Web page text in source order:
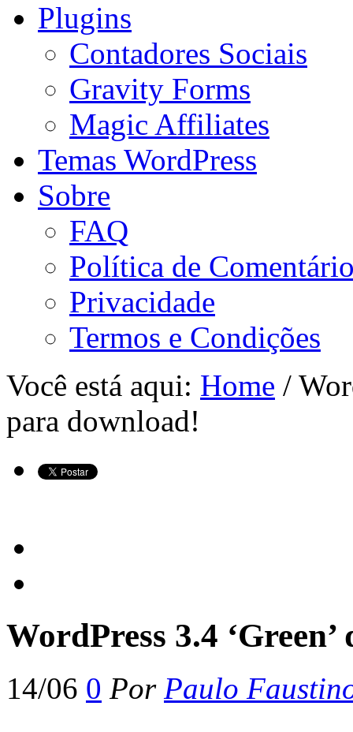
Plugins
Contadores Sociais
Gravity Forms
Magic Affiliates
Temas WordPress
Sobre
FAQ
Política de
Privacidade
Termos e Condições
Você está aqui: Home /
para download!
WordPress 3.4
14/06 0 Por Paulo